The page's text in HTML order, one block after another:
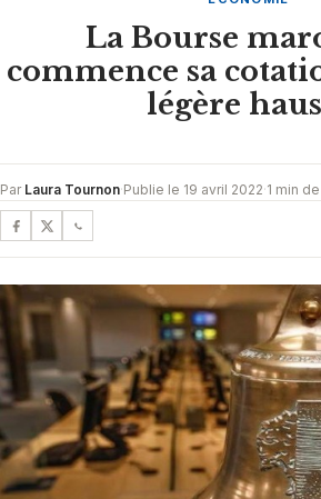
La Bourse
commence sa
légère
Par Laura Tournon·Publie le 19 avril 2022·1 min